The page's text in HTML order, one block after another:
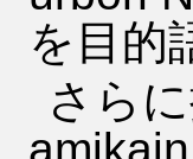
を目的
さら